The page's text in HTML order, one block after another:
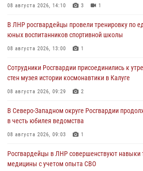
08 августа 2026, 14:10 3 1
В ЛНР росгвардейцы провели тренировку по
юных воспитанников спортивной школы
08 августа 2026, 13:00 1
Сотрудники Росгвардии присоединились к
стен музея истории космонавтики в Калуге
08 августа 2026, 09:29 2
В Северо-Западном округе Росгвардии
в честь юбилея ведомства
08 августа 2026, 09:03 1
Росгвардейцы в ЛНР совершенствуют навыки
медицины с учетом опыта СВО